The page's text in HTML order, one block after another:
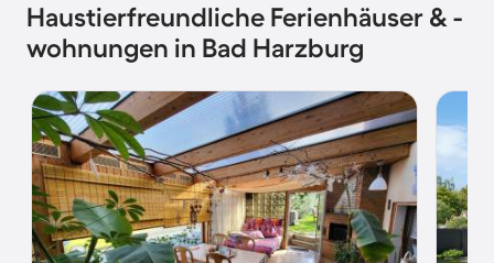
Haustierfreundliche Ferienhäuser & -
wohnungen in Bad Harzburg